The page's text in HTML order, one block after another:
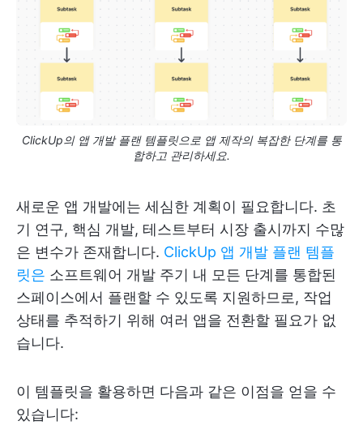
ClickUp의 앱 개발 플랜 템플릿으로 앱 제작의 복잡한 단계를 통
합하고 관리하세요.
새로운 앱 개발에는 세심한 계획이 필요합니다. 초
기 연구, 핵심 개발, 테스트부터 시장 출시까지 수많
은 변수가 존재합니다. ClickUp 앱 개발 플랜 템플
릿은 소프트웨어 개발 주기 내 모든 단계를 통합된
스페이스에서 플랜할 수 있도록 지원하므로, 작업
상태를 추적하기 위해 여러 앱을 전환할 필요가 없
습니다.
이 템플릿을 활용하면 다음과 같은 이점을 얻을 수
있습니다: